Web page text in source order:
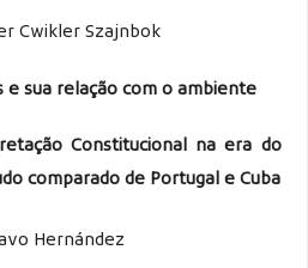
Cwikler Szajnbok
e sua relação com o ambiente
Constitucional na era do
comparado de Portugal e Cuba
Hernández